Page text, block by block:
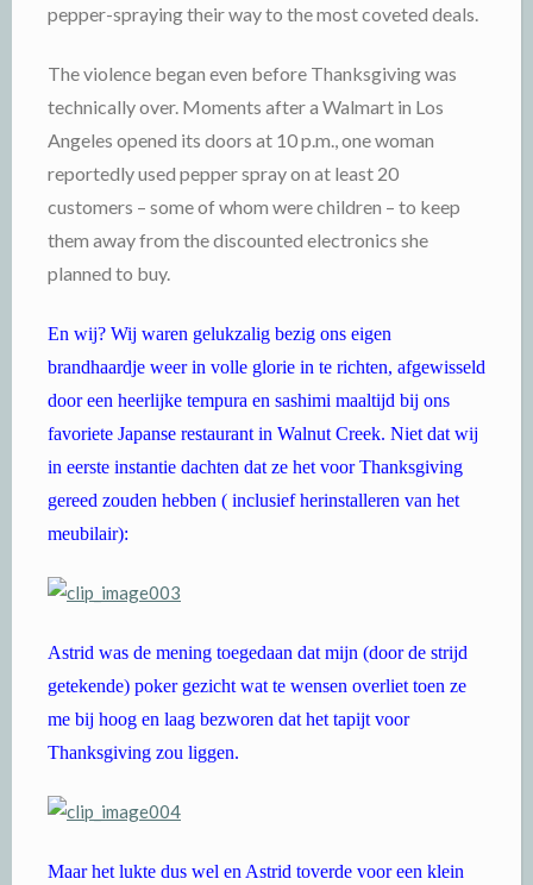
pepper-spraying their way to the most coveted deals.
The violence began even before Thanksgiving was
technically over. Moments after a Walmart in Los
Angeles opened its doors at 10 p.m., one woman
reportedly used pepper spray on at least 20
customers – some of whom were children – to keep
them away from the discounted electronics she
planned to buy.
En wij? Wij waren gelukzalig bezig ons eigen
brandhaardje weer in volle glorie in te richten, afgewisseld
door een heerlijke tempura en sashimi maaltijd bij ons
favoriete Japanse restaurant in Walnut Creek. Niet dat wij
in eerste instantie dachten dat ze het voor Thanksgiving
gereed zouden hebben ( inclusief herinstalleren van het
meubilair):
Astrid was de mening toegedaan dat mijn (door de strijd
getekende) poker gezicht wat te wensen overliet toen ze
me bij hoog en laag bezworen dat het tapijt voor
Thanksgiving zou liggen.
Maar het lukte dus wel en Astrid toverde voor een klein